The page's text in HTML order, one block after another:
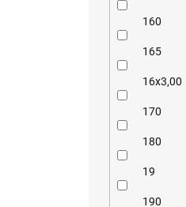
160
165
16x3,00
170
180
19
190